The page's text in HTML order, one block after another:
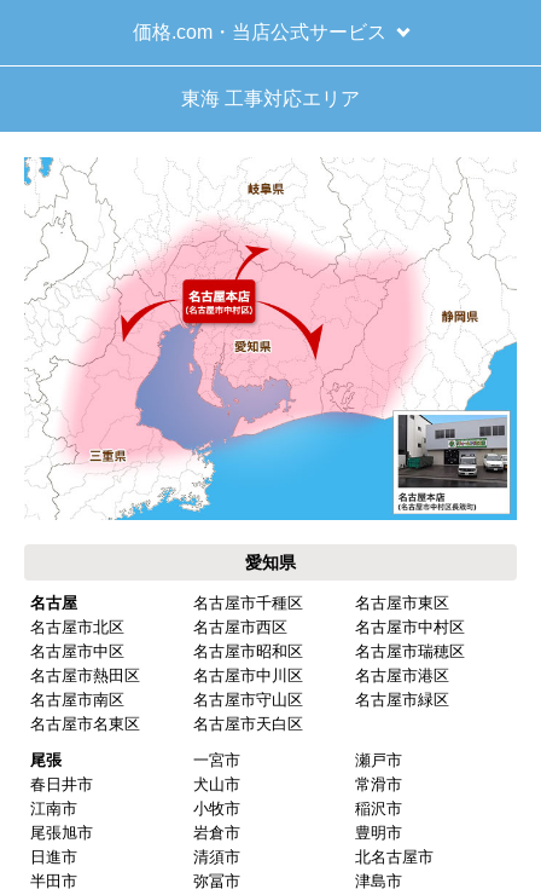
価格.com・当店公式サービス
東海 工事対応エリア
愛知県
名古屋 名古屋市千種区
名古屋市東区
名古屋市北区
名古屋市西区
名古屋市中村区
名古屋市中区
名古屋市昭和区
名古屋市瑞穂区
名古屋市熱田区
名古屋市中川区
名古屋市港区
名古屋市南区
名古屋市守山区
名古屋市緑区
名古屋市名東区
名古屋市天白区
尾張
一宮市
瀬戸市
春日井市
犬山市
常滑市
江南市
小牧市
稲沢市
尾張旭市
岩倉市
豊明市
日進市
清須市
北名古屋市
半田市
弥冨市
津島市